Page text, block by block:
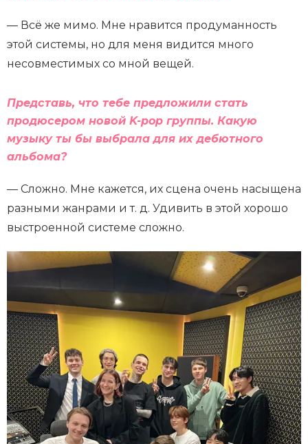
— Всё же мимо. Мне нравится продуманность
этой системы, но для меня видится много
несовместимых со мной вещей.
Представь, что тебе предложили стать
продюсером новой K-pop группы. Какую
музыку ты бы выбрала для их дебютного
альбома?
— Сложно. Мне кажется, их сцена очень насыщена
разными жанрами и т. д. Удивить в этой хорошо
выстроенной системе сложно.